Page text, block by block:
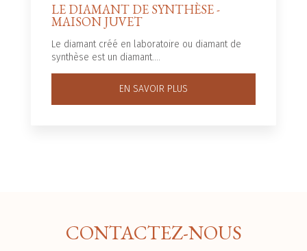
LE DIAMANT DE SYNTHÈSE -
MAISON JUVET
Le diamant créé en laboratoire ou diamant de
synthèse est un diamant....
EN SAVOIR PLUS
CONTACTEZ-NOUS